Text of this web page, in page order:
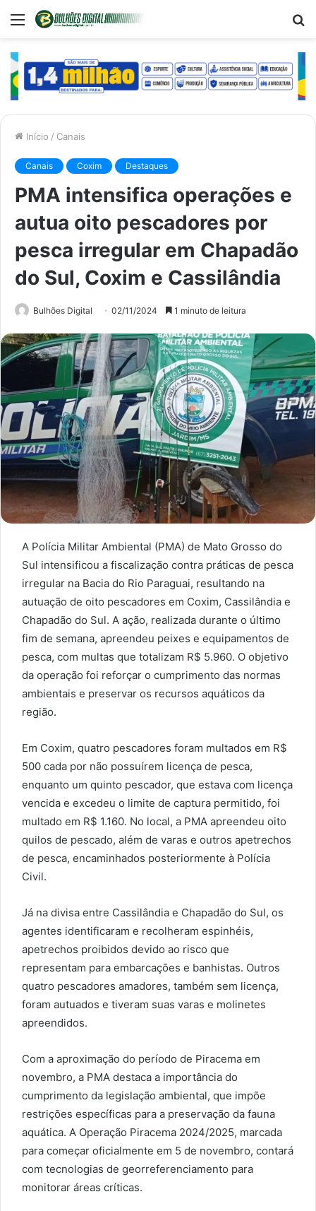
Menu
Início / Canais
Canais Coxim Destaques
PMA intensifica operações e
autua oito pescadores por
pesca irregular em Chapadão
do Sul, Coxim e Cassilândia
Bulhões Digital 02/11/2024 1 minuto de leitura
A Polícia Militar Ambiental (PMA) de Mato Grosso do
Sul intensificou a fiscalização contra práticas de pesca
irregular na Bacia do Rio Paraguai, resultando na
autuação de oito pescadores em Coxim, Cassilândia e
Chapadão do Sul. A ação, realizada durante o último
fim de semana, apreendeu peixes e equipamentos de
pesca, com multas que totalizam R$ 5.960. O objetivo
da operação foi reforçar o cumprimento das normas
ambientais e preservar os recursos aquáticos da
região.
Em Coxim, quatro pescadores foram multados em R$
500 cada por não possuírem licença de pesca,
enquanto um quinto pescador, que estava com licença
vencida e excedeu o limite de captura permitido, foi
multado em R$ 1.160. No local, a PMA apreendeu oito
quilos de pescado, além de varas e outros apetrechos
de pesca, encaminhados posteriormente à Polícia
Civil.
Já na divisa entre Cassilândia e Chapadão do Sul, os
agentes identificaram e recolheram espinhéis,
apetrechos proibidos devido ao risco que
representam para embarcações e banhistas. Outros
quatro pescadores amadores, também sem licença,
foram autuados e tiveram suas varas e molinetes
apreendidos.
Com a aproximação do período de Piracema em
novembro, a PMA destaca a importância do
cumprimento da legislação ambiental, que impõe
restrições específicas para a preservação da fauna
aquática. A Operação Piracema 2024/2025, marcada
para começar oficialmente em 5 de novembro, contará
com tecnologias de georreferenciamento para
monitorar áreas críticas.